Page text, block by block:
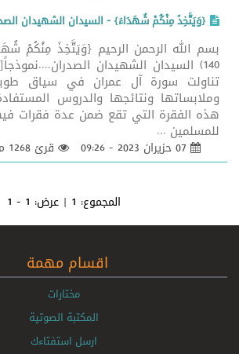
{وَيَتَّخِذَ مِنْكُمْ شُهَدَاءَ} - السيدان الشهيدان
بسم الله الرحمن الرحيم {وَيَتَّخِذَ مِنْكُمْ
تناولت سورة آل عمران في سياق
وملابساتها ونتائجها والدروس
هذه الفقرة التي تقع ضمن عدة فقرات
للمسلمين ...
قرئ 1268 مرة
المجموع: 1 | عرض: 1 - 1
اقسام مهمة
مختارات
المكتبة الصوتية
ارسل استفتاءك